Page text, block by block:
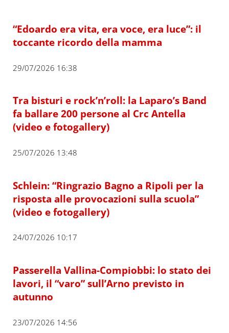
“Edoardo era vita, era voce, era luce”: il
toccante ricordo della mamma
29/07/2026 16:38
Tra bisturi e rock’n’roll: la Laparo’s Band
fa ballare 200 persone al Crc Antella
(video e fotogallery)
25/07/2026 13:48
Schlein: “Ringrazio Bagno a Ripoli per la
risposta alle provocazioni sulla scuola”
(video e fotogallery)
24/07/2026 10:17
Passerella Vallina-Compiobbi: lo stato dei
lavori, il “varo” sull’Arno previsto in
autunno
23/07/2026 14:56